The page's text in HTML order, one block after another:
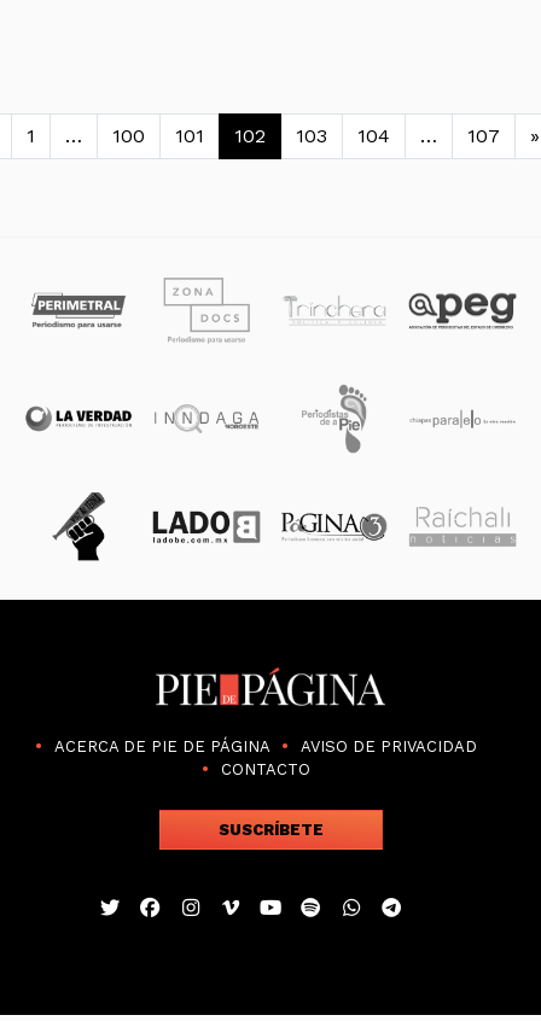
de entradas
1 … 100 101 102 103 104 … 107 »
ACERCA DE PIE DE PÁGINA
AVISO DE PRIVACIDAD
CONTACTO
SUSCRÍBETE